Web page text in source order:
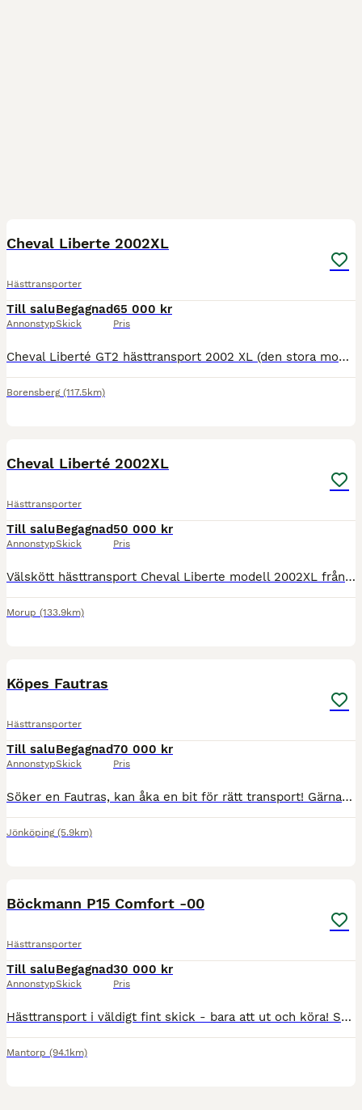
Cheval Liberte 2002XL
Hästtransporter
Till salu
Annonstyp
Begagnad
Skick
65 000 kr
Pris
Cheval Liberté GT2 hästtransport 2002 XL (den stora modellen) i eftertraktad röd färg. Släpet är helt i aluminium, både väggar och tak/bakläm Ny rullgardin bak Stötdämpare nyligen bytta Året runt
Borensberg (117.5km)
Cheval Liberté 2002XL
Hästtransporter
Till salu
Annonstyp
Begagnad
Skick
50 000 kr
Pris
Välskött hästtransport Cheval Liberte modell 2002XL från 2012 i fint skick. - Extra hög (XL) - Dubbelt aluminiumgolv - Sadelkammare - Sommar- och vinterdäck (dubb), alla i bra skick - Taklucka - Öpp
Morup (133.9km)
Köpes Fautras
Hästtransporter
Till salu
Annonstyp
Begagnad
Skick
70 000 kr
Pris
Söker en Fautras, kan åka en bit för rätt transport! Gärna från årsmodell 2010- Skicka ett meddelande om du funderar på att sälja , utlovas en snabb o smidig affär Behöver ej vara besiktad
Jönköping (5.9km)
Böckmann P15 Comfort -00
Hästtransporter
Till salu
Annonstyp
Begagnad
Skick
30 000 kr
Pris
Hästtransport i väldigt fint skick - bara att ut och köra! Säljes på grund av nyköp. Regnummer RJA445 Besiktad till 2026.12.31 Totalvikt 1400 kg Lastvikt 600 kg ☀️Sommardäck - Nya våren 2025 ❄️Du
Mantorp (94.1km)